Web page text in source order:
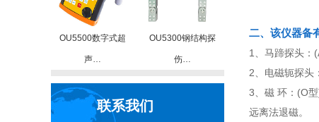
OU5500数字式超
声…
OU5300钢结构探
伤…
联系我们
二、该仪器备
1、马蹄探头：
2、电磁轭探头
3、磁 环：(O
远离法退磁。